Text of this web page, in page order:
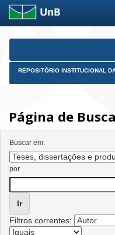
Skip
REPOSITÓRIO INSTITUCIONAL
Página de Busca
Buscar em:
por
Filtros correntes: